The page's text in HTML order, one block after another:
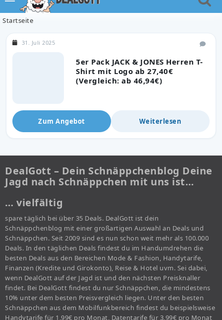
Startseite
5er Pack JACK & JONES Herren T-
Shirt mit Logo ab 27,40€
(Vergleich: ab 46,94€)
31. Juli 2025
Zum Angebot Weiterlesen
DealGott – Dein Schnäppchenblog Deine
Jagd nach Schnäppchen mit uns ist…
… vielfältig
spare täglich bei über 35 Deals. DealGott ist dein
Schnäppchenblog mit einer großartigen Auswahl an Deals und
Schnäppchen. Seit 2009 sind es nun schon weit mehr als 100.000
Deals. In den täglichen Deals findest du im Handumdrehen die
besten Deals aus den Bereichen Mode & Fashion, Handytarife,
Finanzen (Kredite und Girokonto), Reise & Hotel uvm. Sei dabei,
wenn DealGott auf der Jagd ist und den nächsten Preisknaller
findet. Bei DealGott findest du nur Schnäppchen, die mindestens
10% unter dem besten Preisvergleich liegen. Unter den besten
Schnäppchen aus dem Mobilfunkbereich findest du beispielsweise
Handytarife für 1,99€ pro Monat, Datentarife für 3,99€ pro Monat